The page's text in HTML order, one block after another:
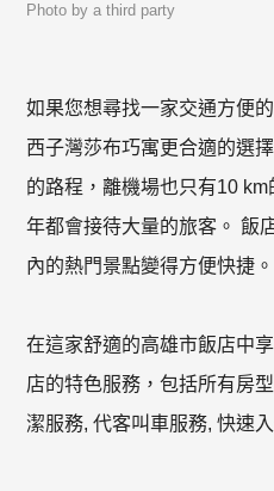
Photo by a third party
如果您想尋找一家交通方便
西子灣莎布巧寓更合適的選
的路程，離機場也只有10
年都會接待大量的旅客。 飯
內的熱門景點變得方便快捷。
在這家舒適的高雄市飯店中
店的特色服務，包括所有房
潔服務, 代客叫車服務, 快速